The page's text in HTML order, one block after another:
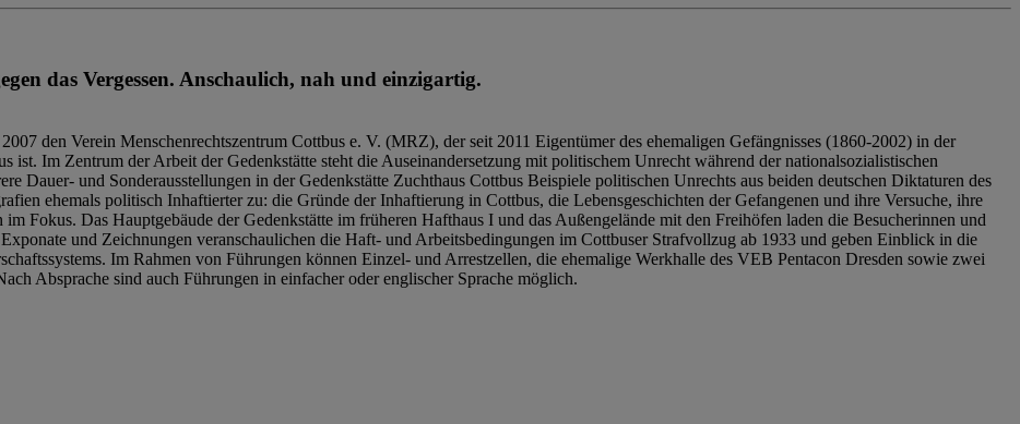
das Vergessen. Anschaulich, nah und einzigartig.
den Verein Menschenrechtszentrum Cottbus e. V. (MRZ), der seit 2011 Eigentümer des ehemaligen Gefängnisses (1860-2002) in der
ist. Im Zentrum der Arbeit der Gedenkstätte steht die Auseinandersetzung mit politischem Unrecht während der nationalsozialistischen
Dauer- und Sonderausstellungen in der Gedenkstätte Zuchthaus Cottbus Beispiele politischen Unrechts aus beiden deutschen Diktaturen des
ehemals politisch Inhaftierter zu: die Gründe der Inhaftierung in Cottbus, die Lebensgeschichten der Gefangenen und ihre Versuche, ihre
Fokus. Das Hauptgebäude der Gedenkstätte im früheren Hafthaus I und das Außengelände mit den Freihöfen laden die Besucherinnen und
und Zeichnungen veranschaulichen die Haft- und Arbeitsbedingungen im Cottbuser Strafvollzug ab 1933 und geben Einblick in die
Im Rahmen von Führungen können Einzel- und Arrestzellen, die ehemalige Werkhalle des VEB Pentacon Dresden sowie zwei
Absprache sind auch Führungen in einfacher oder englischer Sprache möglich.